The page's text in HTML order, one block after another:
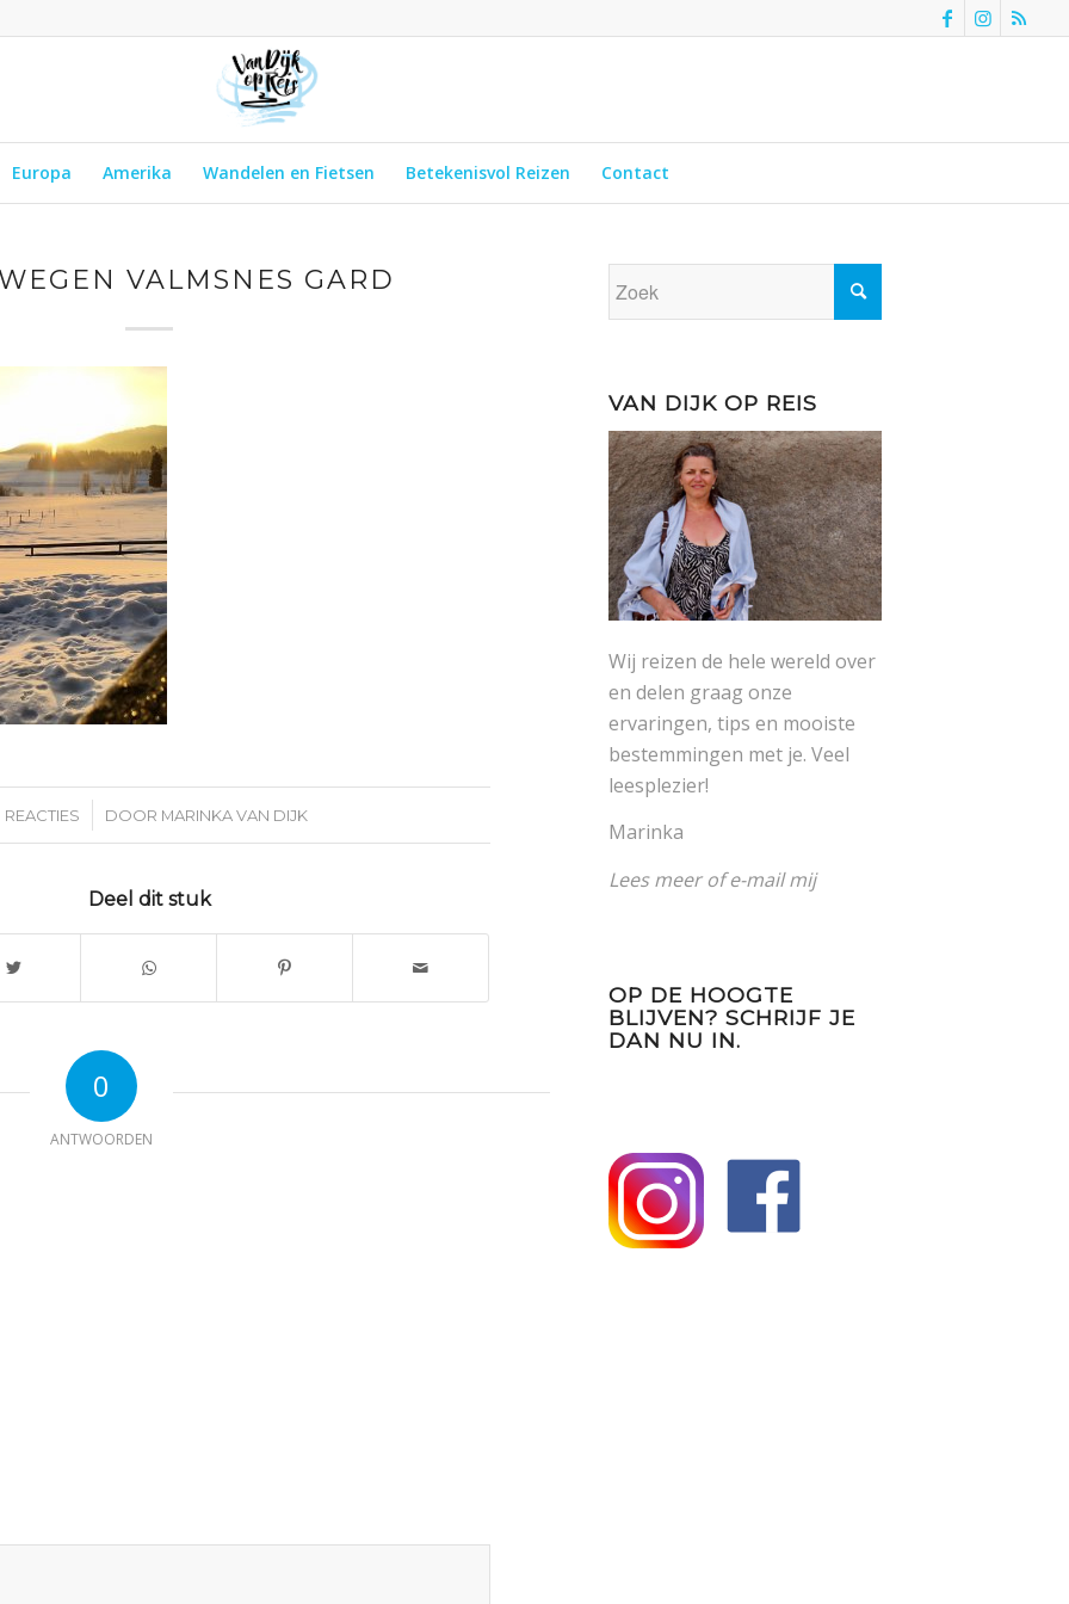
Europa Amerika Wandelen en Fietsen Betekenisvol Reizen Contact
VALMSNES GARD
REACTIES
/ DOOR MARINKA VAN DIJK
Deel dit stuk
0
ANTWOORDEN
VAN DIJK OP REIS
Wij reizen de hele wereld over
en delen graag onze
ervaringen, tips en mooiste
bestemmingen met je. Veel
leesplezier!
Marinka
Lees meerofe-mail mij
OP DE HOOGTE
BLIJVEN? SCHRIJF JE
DAN NU IN.